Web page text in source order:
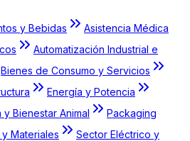
y Bebidas
Asistencia Médica
Automatización Industrial e
Bienes de Consumo y Servicios
Energía y Potencia
y Bienestar Animal
Packaging
Materiales
Sector Eléctrico y